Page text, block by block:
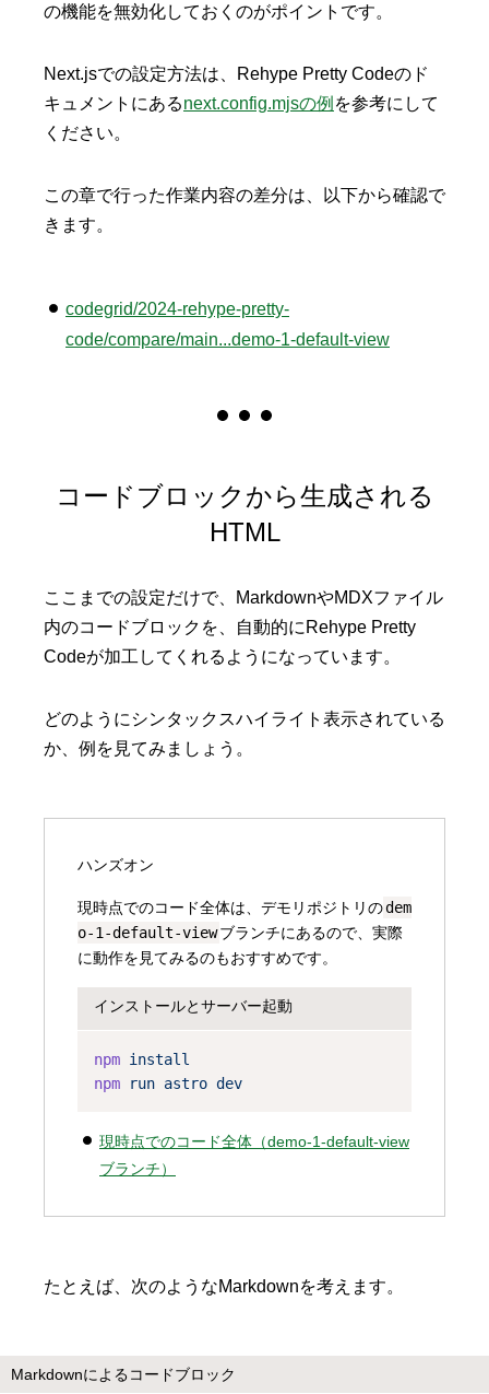
の機能を無効化しておくのがポイントです。
Next.jsでの設定方法は、Rehype Pretty Codeのド
キュメントにあるnext.config.mjsの例 を参考にして
ください。
この章で行った作業内容の差分は、以下から確認で
きます。
codegrid/2024-rehype-pretty-
code/compare/main...demo-1-default-view
コードブロックから生成される
HTML
ここまでの設定だけで、MarkdownやMDXファイル
内のコードブロックを、自動的にRehype Pretty
Codeが加工してくれるようになっています。
どのようにシンタックスハイライト表示されている
か、例を見てみましょう。
ハンズオン
現時点でのコード全体は、デモリポジトリのdem
o-1-default-viewブランチにあるので、実際
に動作を見てみるのもおすすめです。
インストールとサーバー起動
npm install
npm
run astro dev
現時点でのコード全体（demo-1-default-view
ブランチ）
たとえば、次のようなMarkdownを考えます。
Markdownによるコードブロック